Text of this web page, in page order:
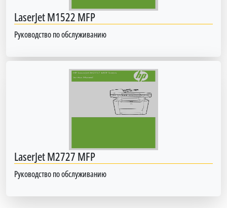
LaserJet M1522 MFP
Руководство по обслуживанию
LaserJet M2727 MFP
Руководство по обслуживанию